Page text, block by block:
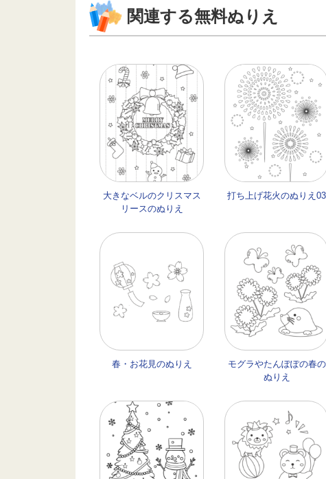
関連する無料ぬりえ
大きなベルのクリスマス
リースのぬりえ
打ち上げ花火のぬりえ03
春・お花見のぬりえ
モグラやたんぽぽの春の
ぬりえ